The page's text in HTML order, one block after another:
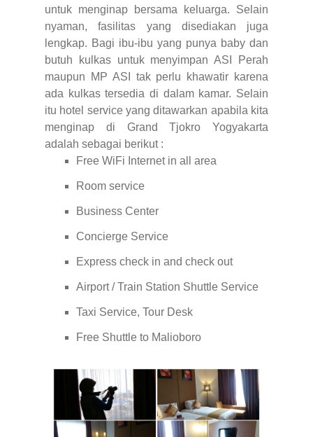
untuk menginap bersama keluarga. Selain
nyaman, fasilitas yang disediakan juga
lengkap. Bagi ibu-ibu yang punya baby dan
butuh kulkas untuk menyimpan ASI Perah
maupun MP ASI tak perlu khawatir karena
ada kulkas tersedia di dalam kamar. Selain
itu hotel service yang ditawarkan apabila kita
menginap di Grand Tjokro Yogyakarta
adalah sebagai berikut :
Free WiFi Internet in all area
Room service
Business Center
Concierge Service
Express check in and check out
Airport / Train Station Shuttle Service
Taxi Service, Tour Desk
Free Shuttle to Malioboro